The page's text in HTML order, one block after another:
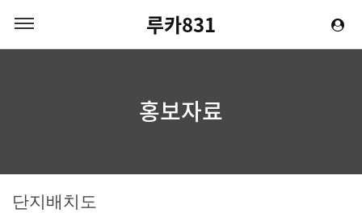
루카831
홍보자료
단지배치도